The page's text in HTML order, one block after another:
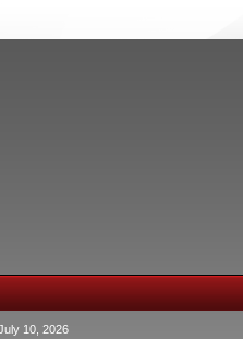
10, 2026